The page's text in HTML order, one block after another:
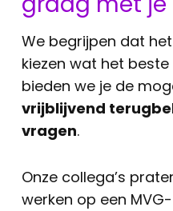
We begrijpen dat
kiezen wat het
bieden we je de
vrijblijvend
vragen.
Onze collega’s
werken op een